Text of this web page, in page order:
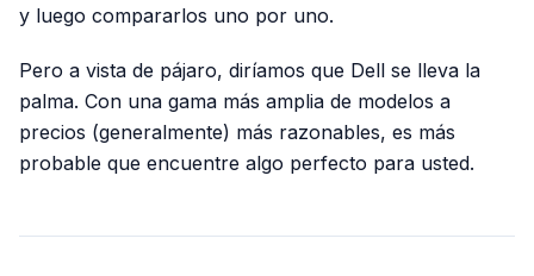
y luego compararlos uno por uno.
Pero a vista de pájaro, diríamos que Dell se lleva la
palma. Con una gama más amplia de modelos a
precios (generalmente) más razonables, es más
probable que encuentre algo perfecto para usted.